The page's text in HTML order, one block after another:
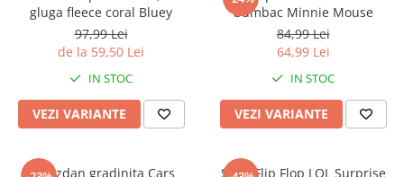
gluga fleece coral Bluey
97,99 Lei
de la 59,50 Lei
IN STOC
VEZI VARIANTE
bumbac Minnie Mouse
84,99 Lei
64,99 Lei
IN STOC
VEZI VARIANTE
Ghiozdan gradinita Cars
Slapi Flip Flop LOL Surprise